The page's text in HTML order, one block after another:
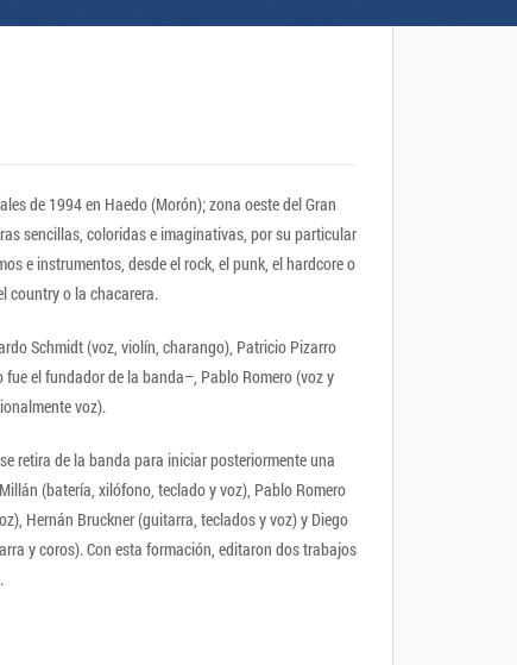
de 1994 en Haedo (Morón); zona oeste del Gran
sencillas, coloridas e imaginativas, por su particular
e instrumentos, desde el rock, el punk, el hardcore o
country o la chacarera.
Schmidt (voz, violín, charango), Patricio Pizarro
el fundador de la banda–, Pablo Romero (voz y
voz).
retira de la banda para iniciar posteriormente una
(batería, xilófono, teclado y voz), Pablo Romero
Hernán Bruckner (guitarra, teclados y voz) y Diego
y coros). Con esta formación, editaron dos trabajos